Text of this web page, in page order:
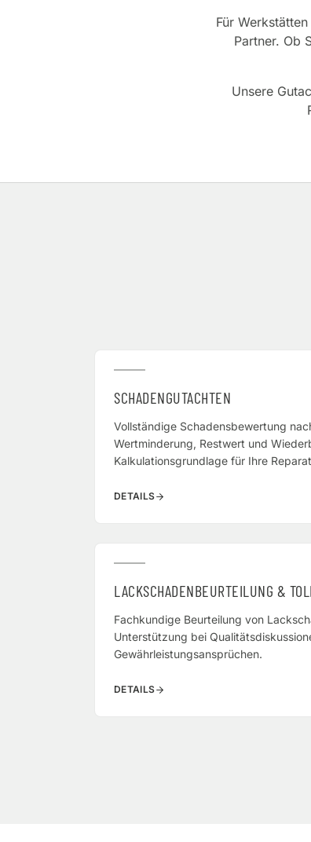
Für
Partner. Ob
Unsere
SCHADENGUTACHTEN
Vollständige Schadensbewertung
Wertminderung, Restwert und
Kalkulationsgrundlage für Ihre
DETAILS
LACKSCHADENBEURTEILUNG &
Fachkundige Beurteilung von
Unterstützung bei
Gewährleistungsansprüchen.
DETAILS